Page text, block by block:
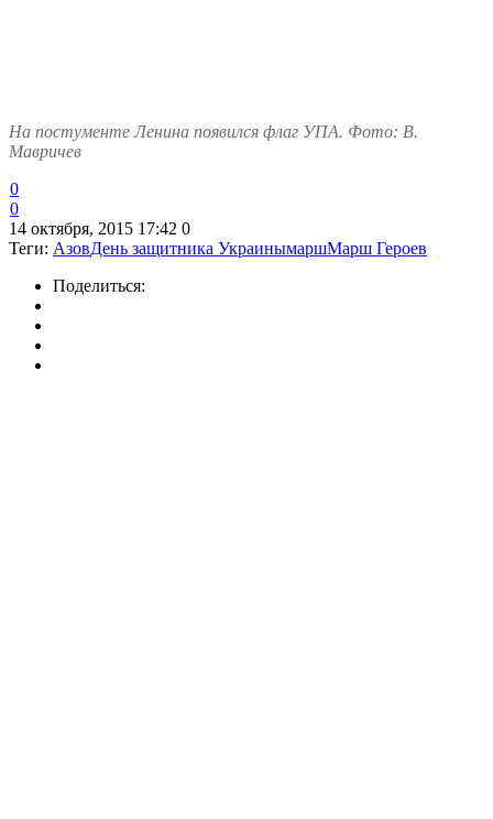
На постументе Ленина появился флаг УПА. Фото: В.
Мавричев
0
0
14 октября, 2015 17:42 0
Теги: АзовДень защитника УкраинымаршМарш Героев
Поделиться: